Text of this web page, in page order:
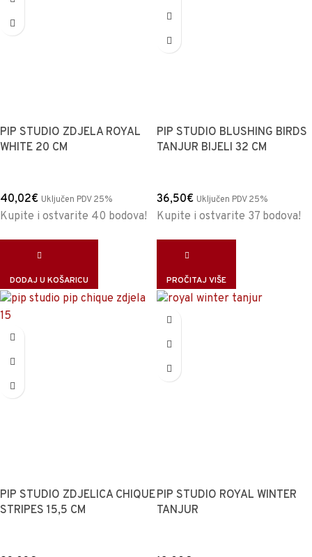
PIP STUDIO ZDJELA ROYAL
WHITE 20 CM
40,02€ Uključen PDV 25%
Kupite i ostvarite 40 bodova!
DODAJ U KOŠARICU
PIP STUDIO BLUSHING BIRDS
TANJUR BIJELI 32 CM
36,50€ Uključen PDV 25%
Kupite i ostvarite 37 bodova!
PROČITAJ VIŠE
PIP STUDIO ZDJELICA CHIQUE
STRIPES 15,5 CM
PIP STUDIO ROYAL WINTER
TANJUR